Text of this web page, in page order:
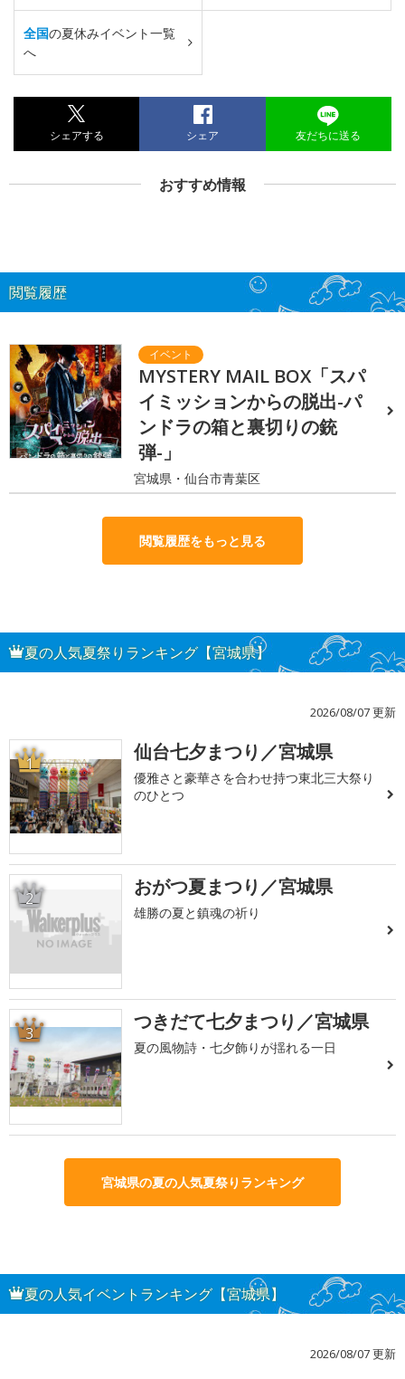
全国の夏休みイベント一覧
へ
シェアする シェア 友だちに送る
おすすめ情報
閲覧履歴
MYSTERY MAIL BOX「スパ
イミッションからの脱出-パ
ンドラの箱と裏切りの銃
弾-」
宮城県・仙台市青葉区
閲覧履歴をもっと見る
夏の人気夏祭りランキング【宮城県】
2026/08/07 更新
1 仙台七夕まつり／宮城県
優雅さと豪華さを合わせ持つ東北三大祭り
のひとつ
2 おがつ夏まつり／宮城県
雄勝の夏と鎮魂の祈り
3 つきだて七夕まつり／宮城県
夏の風物詩・七夕飾りが揺れる一日
宮城県の夏の人気夏祭りランキング
夏の人気イベントランキング【宮城県】
2026/08/07 更新